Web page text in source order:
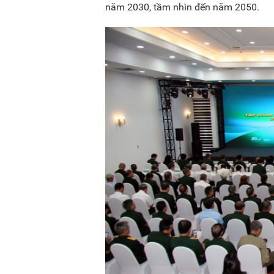
năm 2030, tầm nhìn đến năm 2050.